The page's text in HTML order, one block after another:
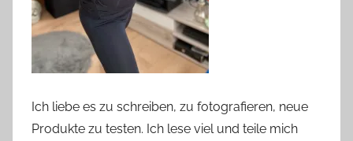
Ich liebe es zu schreiben, zu fotografieren, neue
Produkte zu testen. Ich lese viel und teile mich